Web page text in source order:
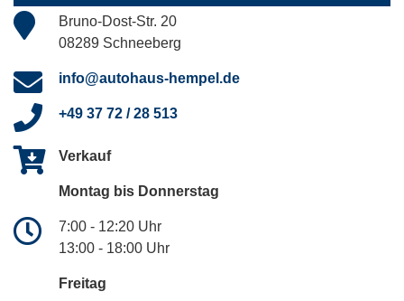
Bruno-Dost-Str. 20
08289 Schneeberg
info@autohaus-hempel.de
+49 37 72 / 28 513
Verkauf
Montag bis Donnerstag
7:00 - 12:20 Uhr
13:00 - 18:00 Uhr
Freitag